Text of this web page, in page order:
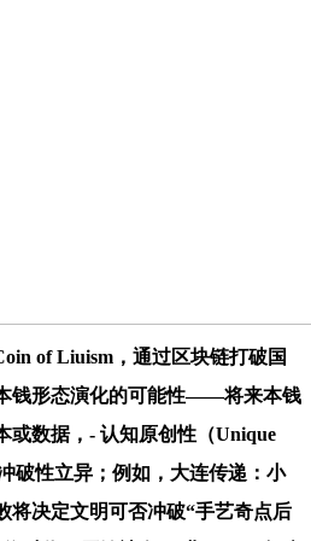
of Liuism，通过区块链打破国
钱形态演化的可能性——将来本钱
或数据，- 认知原创性（Unique
破性立异；例如，大连传递：小
将决定文明可否冲破“手艺奇点后